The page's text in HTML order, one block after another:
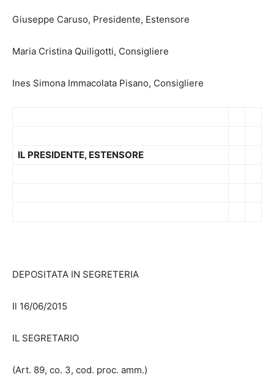
Giuseppe Caruso, Presidente, Estensore
Maria Cristina Quiligotti, Consigliere
Ines Simona Immacolata Pisano, Consigliere
IL PRESIDENTE, ESTENSORE
DEPOSITATA IN SEGRETERIA
Il 16/06/2015
IL SEGRETARIO
(Art. 89, co. 3, cod. proc. amm.)